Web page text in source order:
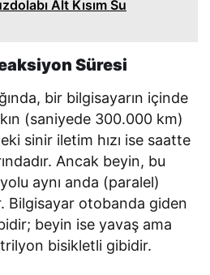
Alt Kısım Su
Süresi
bir bilgisayarın içinde
(saniyede 300.000 km)
sinir iletim hızı ise saatte
Ancak beyin, bu
aynı anda (paralel)
Bilgisayar otobanda giden
beyin ise yavaş ama
bisikletli gibidir.